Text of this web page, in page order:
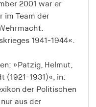
2001 war er
im Team der
1941-1944«.
»Patzig, Helmut,
(1921-1931)«, in:
der Politischen
aus der
auf sichere
Die Webseite
richtig